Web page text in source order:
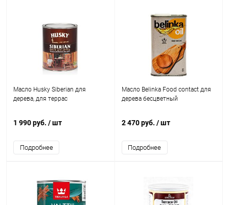
Масло Husky Siberian для
дерева, для террас
1 990 руб. / шт
Подробнее
Масло Belinka Food contact для
дерева бесцветный
2 470 руб. / шт
Подробнее